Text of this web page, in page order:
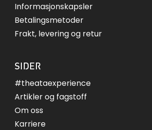
Informasjonskapsler
Betalingsmetoder
Frakt, levering og retur
SIDER
#theataexperience
Artikler og fagstoff
Om oss
Karriere